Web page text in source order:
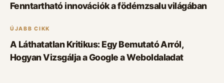
Fenntartható innovációk a födémzsalu világában
ÚJABB CIKK
A Láthatatlan Kritikus: Egy Bemutató Arról,
Hogyan Vizsgálja a Google a Weboldaladat